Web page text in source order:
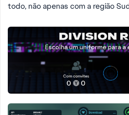
todo, não apenas com a região